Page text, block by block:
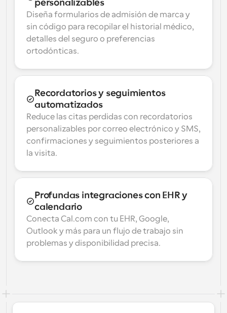
personalizables
Diseña formularios de admisión de marca y
sin código para recopilar el historial médico,
detalles del seguro o preferencias
ortodónticas.
Recordatorios y seguimientos
automatizados
Reduce las citas perdidas con recordatorios
personalizables por correo electrónico y SMS,
confirmaciones y seguimientos posteriores a
la visita.
Profundas integraciones con EHR y
calendario
Conecta Cal.com con tu EHR, Google,
Outlook y más para un flujo de trabajo sin
problemas y disponibilidad precisa.